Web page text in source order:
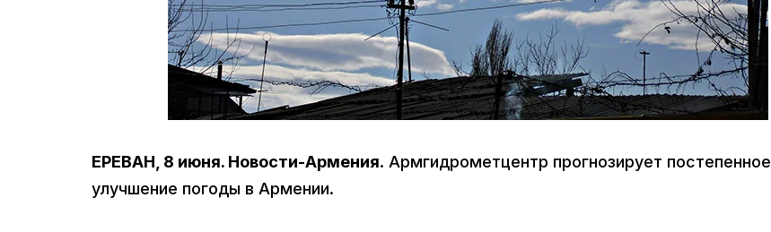
ЕРЕВАН, 8 июня. Новости-Армения. Армгидрометцентр прогнозирует постепенное
улучшение погоды в Армении.